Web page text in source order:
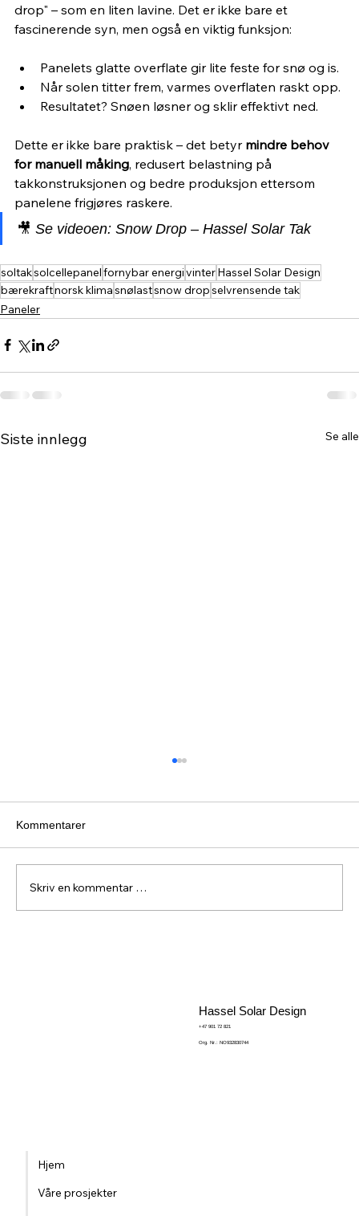
drop" – som en liten lavine. Det er ikke bare et
fascinerende syn, men også en viktig funksjon:
Panelets glatte overflate gir lite feste for snø og is.
Når solen titter frem, varmes overflaten raskt opp.
Resultatet? Snøen løsner og sklir effektivt ned.
Dette er ikke bare praktisk – det betyr mindre behov
for manuell måking, redusert belastning på
takkonstruksjonen og bedre produksjon ettersom
panelene frigjøres raskere.
🎥 Se videoen: Snow Drop – Hassel Solar Tak
soltaksolcellepanelfornybar energivinterHassel Solar Design
bærekraftnorsk klimasnølastsnow dropselvrensende tak
Paneler
Siste innlegg Se alle
Kommentarer
Skriv en kommentar …
Hassel Solar Design
+47 901 72 821
Org. Nr.: NO932830744
Hjem
Våre prosjekter